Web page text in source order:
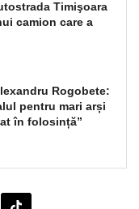
Timişoara
camion care a
Rogobete:
pentru mari arși
în folosință”